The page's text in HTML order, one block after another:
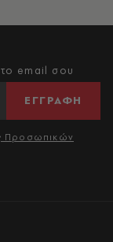
email σου
ΕΓΓΡΑΦΗ
Προσωπικών